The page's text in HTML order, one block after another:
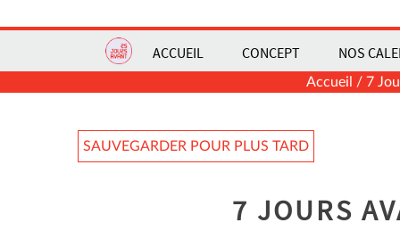
ACCUEIL CONCEPT NOS
Accueil / 7
SAUVEGARDER POUR PLUS TARD
7 JOURS